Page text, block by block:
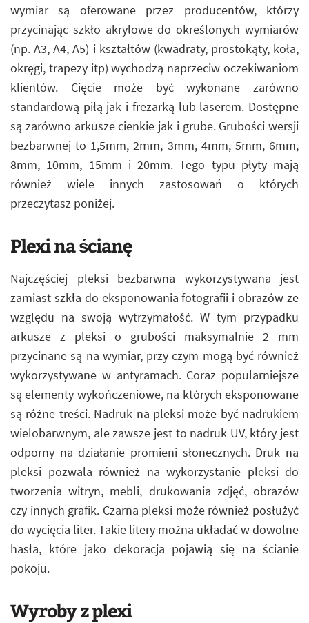
wymiar są oferowane przez producentów, którzy
przycinając szkło akrylowe do określonych wymiarów
(np. A3, A4, A5) i kształtów (kwadraty, prostokąty, koła,
okręgi, trapezy itp) wychodzą naprzeciw oczekiwaniom
klientów. Cięcie może być wykonane zarówno
standardową piłą jak i frezarką lub laserem. Dostępne
są zarówno arkusze cienkie jak i grube. Grubości wersji
bezbarwnej to 1,5mm, 2mm, 3mm, 4mm, 5mm, 6mm,
8mm, 10mm, 15mm i 20mm. Tego typu płyty mają
również wiele innych zastosowań o których
przeczytasz poniżej.
Plexi na ścianę
Najczęściej pleksi bezbarwna wykorzystywana jest
zamiast szkła do eksponowania fotografii i obrazów ze
względu na swoją wytrzymałość. W tym przypadku
arkusze z pleksi o grubości maksymalnie 2 mm
przycinane są na wymiar, przy czym mogą być również
wykorzystywane w antyramach. Coraz popularniejsze
są elementy wykończeniowe, na których eksponowane
są różne treści. Nadruk na pleksi może być nadrukiem
wielobarwnym, ale zawsze jest to nadruk UV, który jest
odporny na działanie promieni słonecznych. Druk na
pleksi pozwala również na wykorzystanie pleksi do
tworzenia witryn, mebli, drukowania zdjęć, obrazów
czy innych grafik. Czarna pleksi może również posłużyć
do wycięcia liter. Takie litery można układać w dowolne
hasła, które jako dekoracja pojawią się na ścianie
pokoju.
Wyroby z plexi